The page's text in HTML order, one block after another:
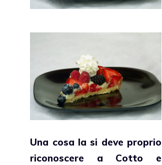
Una cosa la si deve proprio
riconoscere a Cotto e